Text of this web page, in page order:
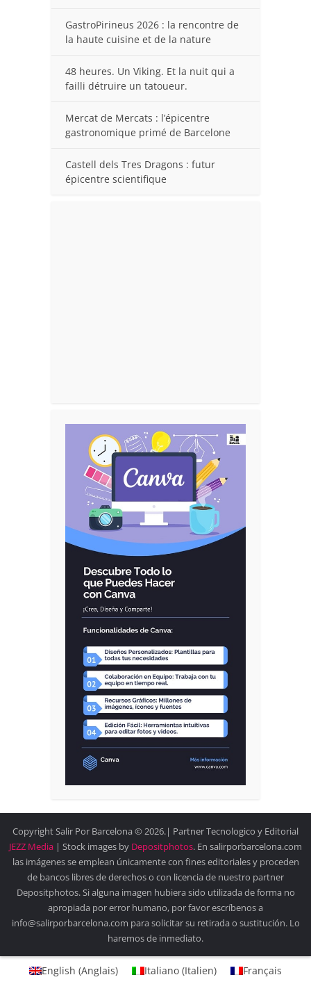
GastroPirineus 2026 : la rencontre de
la haute cuisine et de la nature
48 heures. Un Viking. Et la nuit qui a
failli détruire un tatoueur.
Mercat de Mercats : l’épicentre
gastronomique primé de Barcelone
Castell dels Tres Dragons : futur
épicentre scientifique
Copyright Salir Por Barcelona © 2026.| Partner Tecnologico y Editorial
JEZZ Media | Stock images by Depositphotos. En salirporbarcelona.com
las imágenes se emplean únicamente con fines editoriales y proceden
de bancos libres de derechos o con licencia de nuestro partner
Depositphotos. Si alguna imagen hubiera sido utilizada de forma no
apropiada por error humano, por favor escríbenos a
info@salirporbarcelona.com para solicitar su retirada o sustitución. Lo
haremos de inmediato.
English (Anglais) Italiano (Italien) Français